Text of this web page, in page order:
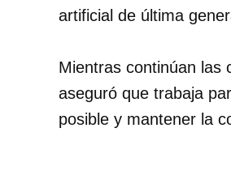
artificial de última
Mientras continúan las
aseguró que trabaja
posible y mantener la